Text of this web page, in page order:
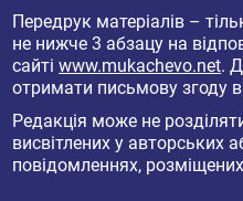
Передрук матеріалів –
не нижче 3 абзацу на
сайтіwww.mukachevo.net.
отримати письмову згоду
Редакція може не
висвітлених у авторських
повідомленнях,